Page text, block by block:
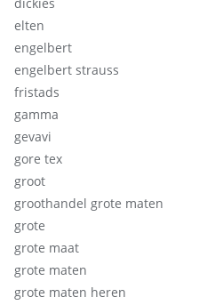
elten
engelbert
engelbert strauss
fristads
gamma
gevavi
gore tex
groot
groothandel grote maten
grote
grote maat
grote maten
grote maten heren